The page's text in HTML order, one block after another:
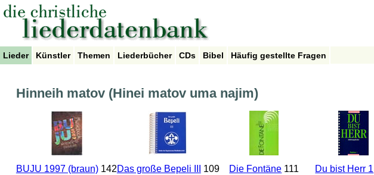
Lieder Künstler Themen Liederbücher CDs Bibel Häufig gestellte Fragen
Hinneih matov (Hinei matov uma najim)
BUJU 1997 (braun)142Das große Bepeli III
109
Die Fontäne 111
Du bist Herr 1